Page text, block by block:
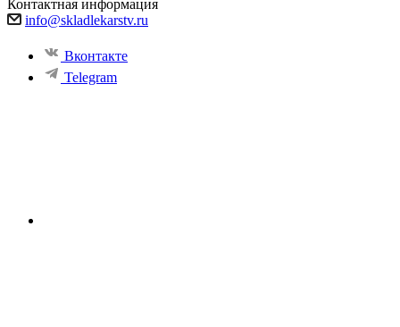
Контактная информация
info@skladlekarstv.ru
Вконтакте
Telegram